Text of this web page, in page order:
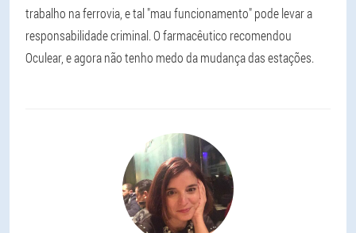
trabalho na ferrovia, e tal "mau funcionamento" pode levar a
responsabilidade criminal. O farmacêutico recomendou
Oculear, e agora não tenho medo da mudança das estações.